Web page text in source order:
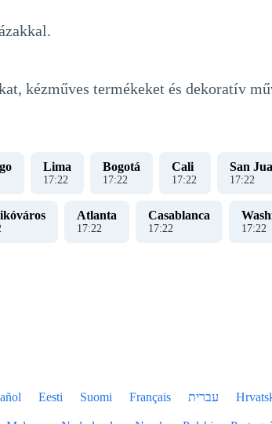
kézműves termékeket és dekoratív
Lima
17:22
Bogotá
17:22
Cali
17:22
San
17:22
Atlanta
17:22
Casablanca
17:22 17:22
Eesti Suomi Français עברית